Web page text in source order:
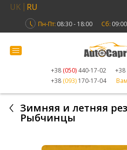
UK RU
Пн-Пт: 08:30 - 18:00 Сб:
+38 (050) 440-17-02 +38
+38 (093) 170-17-04
Зимняя и летняя
Рыбчинцы